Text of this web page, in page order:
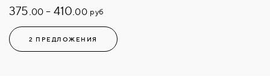
375.00 - 410.00руб
2 ПРЕДЛОЖЕНИЯ